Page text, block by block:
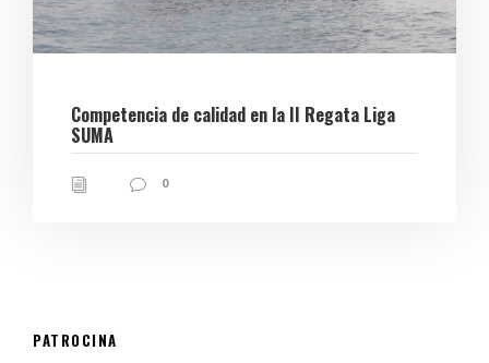
Competencia de calidad en la II Regata Liga
SUMA
0
PATROCINA